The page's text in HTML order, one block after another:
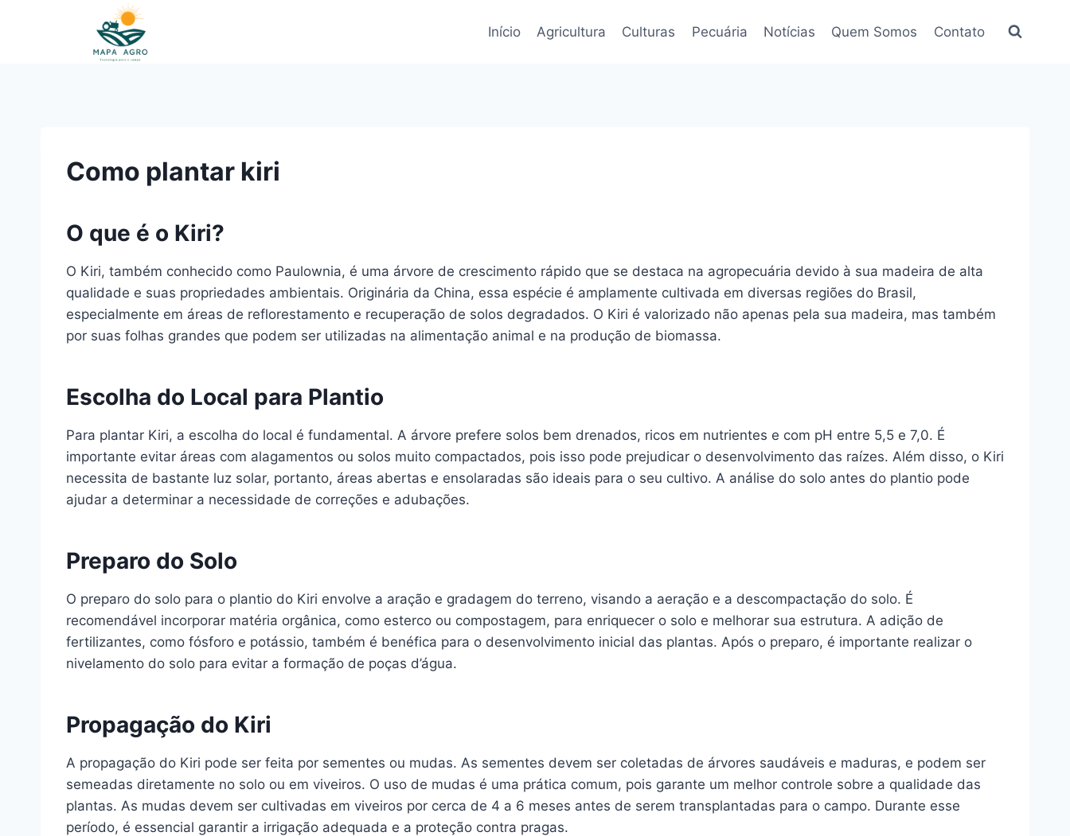
Início Agricultura Culturas Pecuária Notícias Quem Somos Contato
Como plantar kiri
O que é o Kiri?
O Kiri, também conhecido como Paulownia, é uma árvore de crescimento rápido que se destaca na agropecuária devido à sua madeira de alta
qualidade e suas propriedades ambientais. Originária da China, essa espécie é amplamente cultivada em diversas regiões do Brasil,
especialmente em áreas de reflorestamento e recuperação de solos degradados. O Kiri é valorizado não apenas pela sua madeira, mas também
por suas folhas grandes que podem ser utilizadas na alimentação animal e na produção de biomassa.
Escolha do Local para Plantio
Para plantar Kiri, a escolha do local é fundamental. A árvore prefere solos bem drenados, ricos em nutrientes e com pH entre 5,5 e 7,0. É
importante evitar áreas com alagamentos ou solos muito compactados, pois isso pode prejudicar o desenvolvimento das raízes. Além disso, o Kiri
necessita de bastante luz solar, portanto, áreas abertas e ensolaradas são ideais para o seu cultivo. A análise do solo antes do plantio pode
ajudar a determinar a necessidade de correções e adubações.
Preparo do Solo
O preparo do solo para o plantio do Kiri envolve a aração e gradagem do terreno, visando a aeração e a descompactação do solo. É
recomendável incorporar matéria orgânica, como esterco ou compostagem, para enriquecer o solo e melhorar sua estrutura. A adição de
fertilizantes, como fósforo e potássio, também é benéfica para o desenvolvimento inicial das plantas. Após o preparo, é importante realizar o
nivelamento do solo para evitar a formação de poças d’água.
Propagação do Kiri
A propagação do Kiri pode ser feita por sementes ou mudas. As sementes devem ser coletadas de árvores saudáveis e maduras, e podem ser
semeadas diretamente no solo ou em viveiros. O uso de mudas é uma prática comum, pois garante um melhor controle sobre a qualidade das
plantas. As mudas devem ser cultivadas em viveiros por cerca de 4 a 6 meses antes de serem transplantadas para o campo. Durante esse
período, é essencial garantir a irrigação adequada e a proteção contra pragas.